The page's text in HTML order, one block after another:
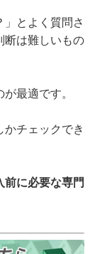
」とよく質問さ
断は難しいもの
最適です。
チェックでき
前に必要な専門